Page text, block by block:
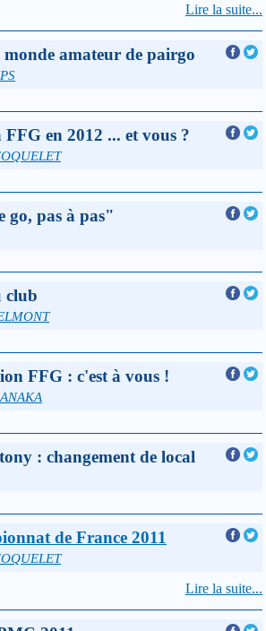
Lire la suite...
amateur de pairgo
en 2012 ... et vous ?
go, pas à pas"
club
FFG : c'est à vous !
: changement de local
de France 2011
Lire la suite...